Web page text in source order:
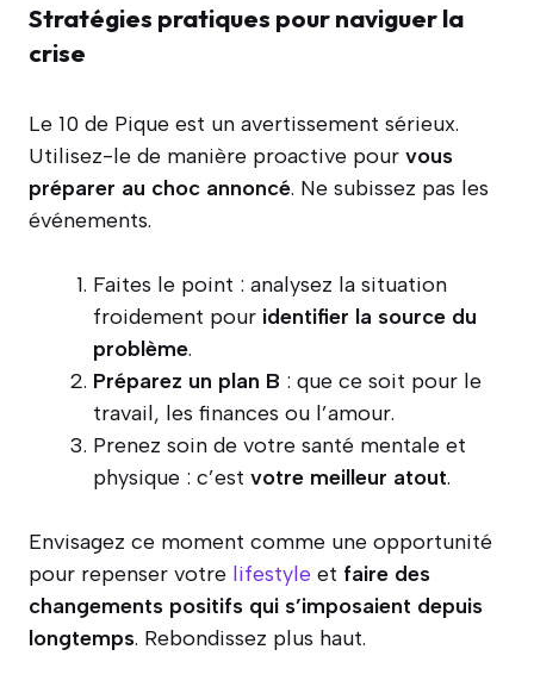
Stratégies pratiques pour naviguer la
crise
Le 10 de Pique est un avertissement sérieux.
Utilisez-le de manière proactive pour vous
préparer au choc annoncé. Ne subissez pas les
événements.
Faites le point : analysez la situation
froidement pour identifier la source du
problème.
Préparez un plan B : que ce soit pour le
travail, les finances ou l’amour.
Prenez soin de votre santé mentale et
physique : c’est votre meilleur atout.
Envisagez ce moment comme une opportunité
pour repenser votre lifestyle et faire des
changements positifs qui s’imposaient depuis
longtemps. Rebondissez plus haut.